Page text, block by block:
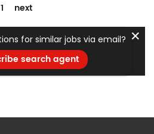
1 next
for similar jobs via email?
search agent
✕